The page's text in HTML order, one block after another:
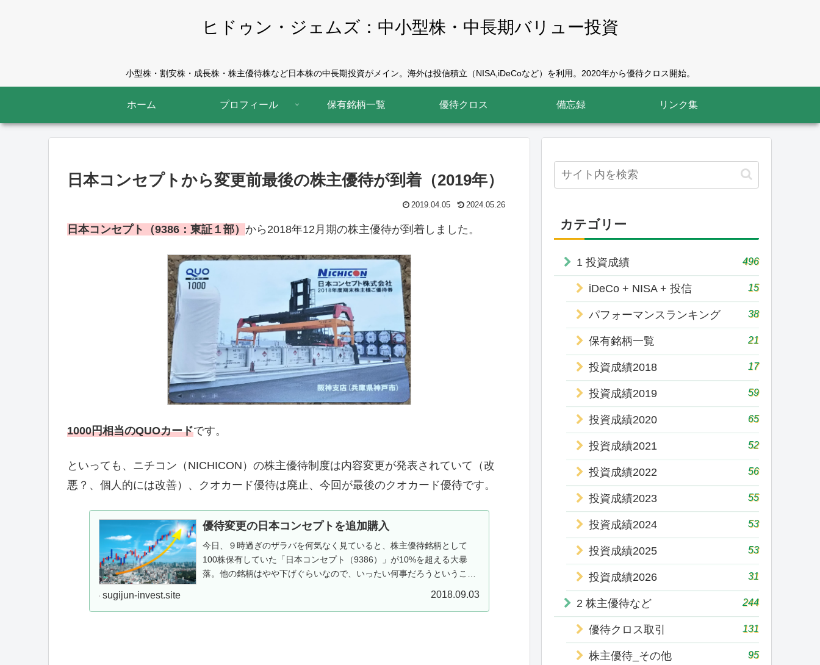
ヒドゥン・ジェムズ：中小型株・中長期バリュー投資
小型株・割安株・成長株・株主優待株など日本株の中長期投資がメイン。海外は投信積立（NISA,iDeCoなど）を利用。2020年から優待クロス開始。
ホーム プロフィール 保有銘柄一覧 優待クロス 備忘録 リンク集
日本コンセプトから変更前最後の株主優待が到着（2019年）
2019.04.05 2024.05.26
日本コンセプト（9386：東証１部） から2018年12月期の株主優待が到着しました。
1000円相当のQUOカードです。
といっても、ニチコン（NICHICON）の株主優待制度は内容変更が発表されていて（改
悪？、個人的には改善）、クオカード優待は廃止、今回が最後のクオカード優待です。
優待変更の日本コンセプトを追加購入
今日、９時過ぎのザラバを何気なく見ていると、株主優待銘柄として
100株保有していた「日本コンセプト（9386）」が10%を超える大暴
落。他の銘柄はやや下げぐらいなので、いったい何事だろうということ
sugijun-invest.site 2018.09.03
カテゴリー
1 投資成績 496
iDeCo + NISA + 投信 15
パフォーマンスランキング 38
保有銘柄一覧 21
投資成績2018 17
投資成績2019 59
投資成績2020 65
投資成績2021 52
投資成績2022 56
投資成績2023 55
投資成績2024 53
投資成績2025 53
投資成績2026 31
2 株主優待など 244
優待クロス取引 131
株主優待_その他 95